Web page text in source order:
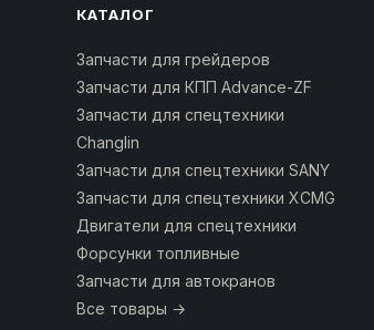
КАТАЛОГ
Запчасти для грейдеров
Запчасти для КПП Advance-ZF
Запчасти для спецтехники
Changlin
Запчасти для спецтехники SANY
Запчасти для спецтехники XCMG
Двигатели для спецтехники
Форсунки топливные
Запчасти для автокранов
Все товары →